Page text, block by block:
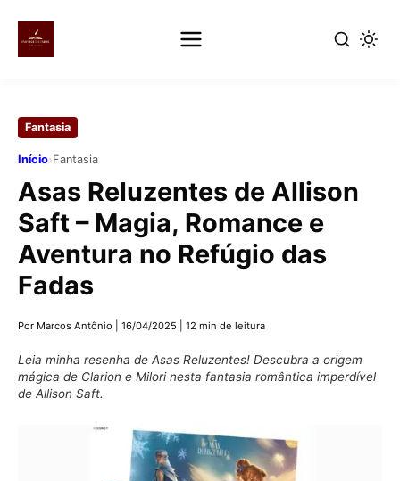
conteúdo
principal
Fantasia
Início›Fantasia
Asas Reluzentes de Allison
Saft – Magia, Romance e
Aventura no Refúgio das
Fadas
Por Marcos Antônio 16/04/2025 12 min de leitura
Leia minha resenha de Asas Reluzentes! Descubra a origem
mágica de Clarion e Milori nesta fantasia romântica imperdível
de Allison Saft.